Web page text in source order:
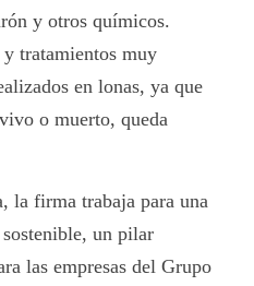
y otros químicos.
y tratamientos muy
en lonas, ya que
o muerto, queda
la firma trabaja para una
un pilar
las empresas del Grupo